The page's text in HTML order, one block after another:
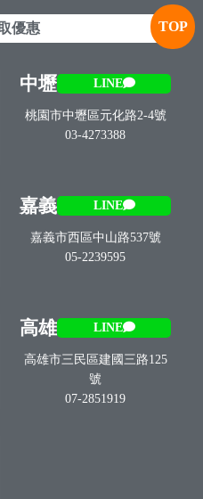
優惠
中壢 LINE
桃園市中壢區元化路2-4號
03-4273388
嘉義 LINE
嘉義市西區中山路537號
05-2239595
高雄 LINE
高雄市三民區建國三路125
號
07-2851919
TOP